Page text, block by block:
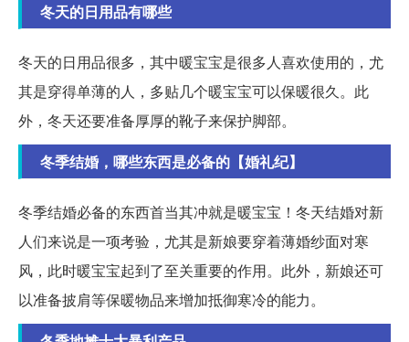
冬天的日用品有哪些
冬天的日用品很多，其中暖宝宝是很多人喜欢使用的，尤
其是穿得单薄的人，多贴几个暖宝宝可以保暖很久。此
外，冬天还要准备厚厚的靴子来保护脚部。
冬季结婚，哪些东西是必备的【婚礼纪】
冬季结婚必备的东西首当其冲就是暖宝宝！冬天结婚对新
人们来说是一项考验，尤其是新娘要穿着薄婚纱面对寒
风，此时暖宝宝起到了至关重要的作用。此外，新娘还可
以准备披肩等保暖物品来增加抵御寒冷的能力。